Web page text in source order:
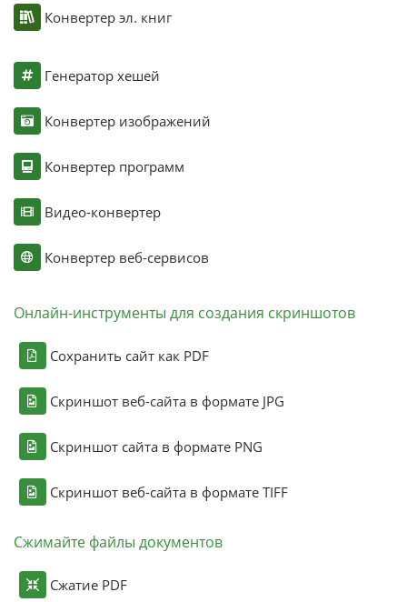
Конвертер эл. книг
Генератор хешей
Конвертер изображений
Конвертер программ
Видео-конвертер
Конвертер веб-сервисов
Онлайн-инструменты для создания скриншотов
Сохранить сайт как PDF
Скриншот веб-сайта в формате JPG
Скриншот сайта в формате PNG
Скриншот веб-сайта в формате TIFF
Сжимайте файлы документов
Сжатие PDF